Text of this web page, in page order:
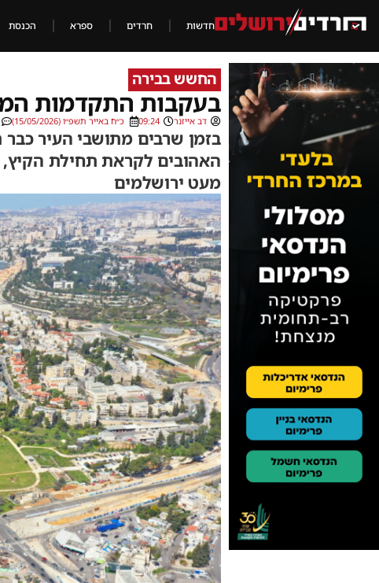
חדשות חרדים ספרא הכנסת
החשש בבירה
בעקבות התקדמות
דב אייזנר 09:24 כ״ח באייר תשפ״ו (15/05/2026)
בזמן שרבים מתושבי העיר
האהובים לקראת תחילת
מעט ירושלמים